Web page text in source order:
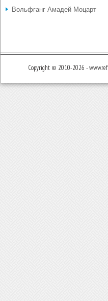
Вольфганг Амадей Моцарт
Copyright © 2010-2026 -